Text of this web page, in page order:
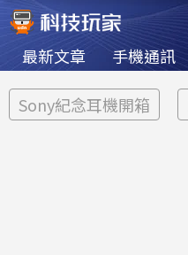
最新文章 手機通訊
Sony紀念耳機開箱